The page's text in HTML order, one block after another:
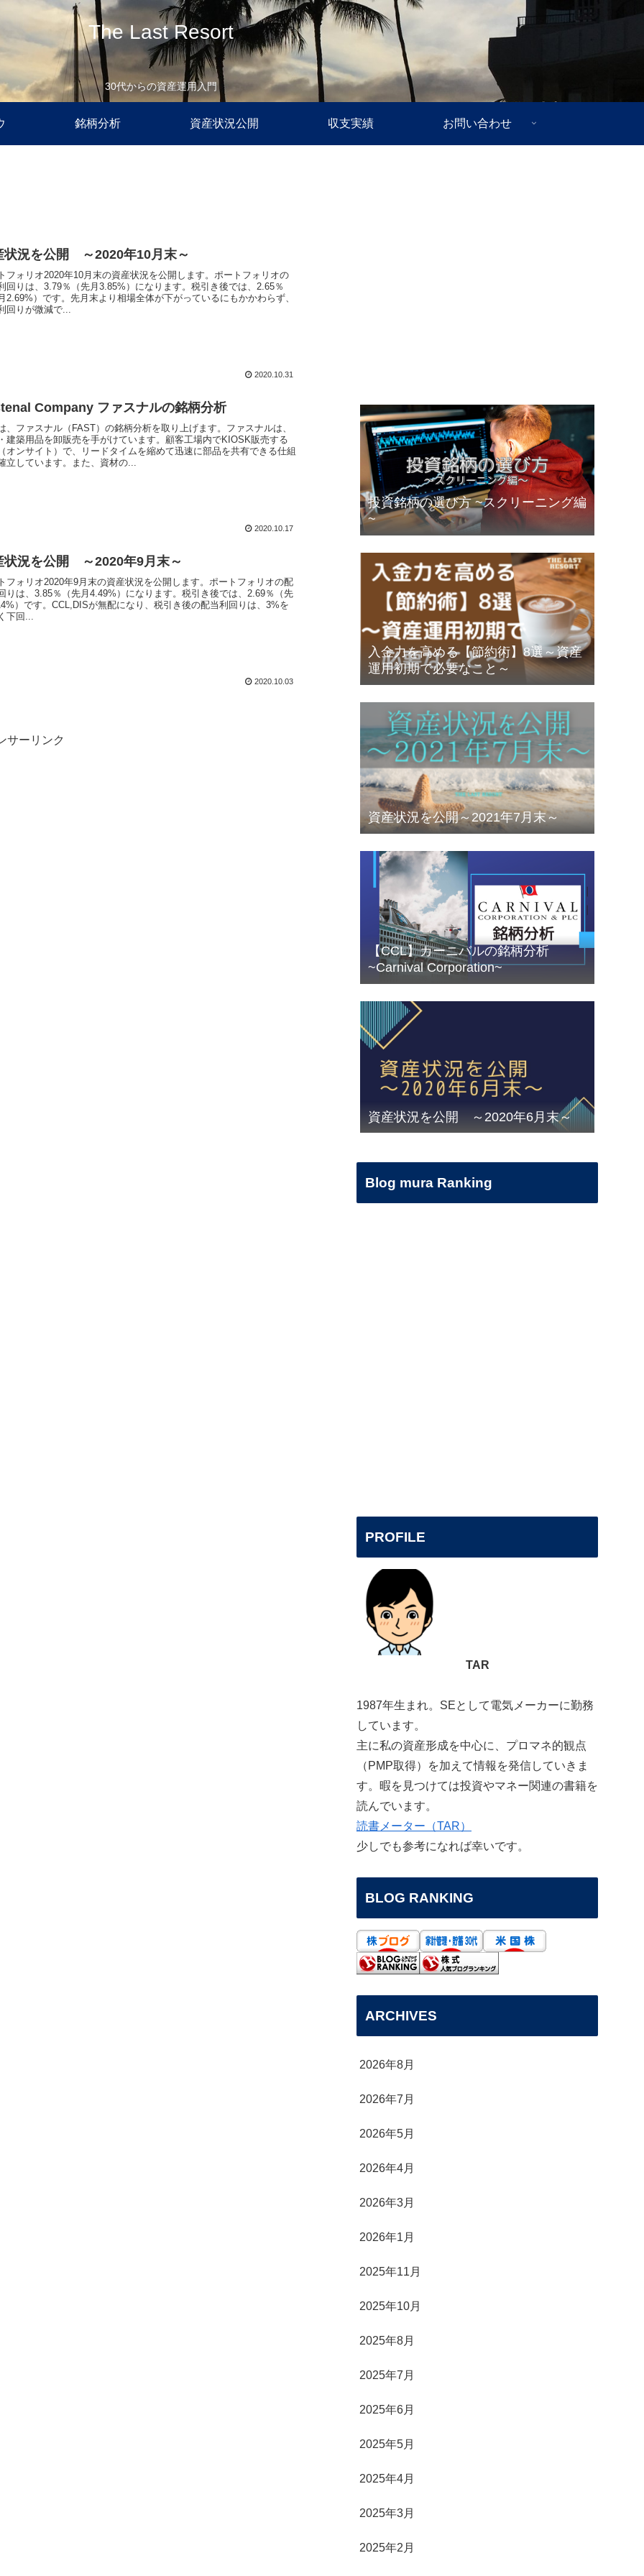
The Last Resort
30代からの資産運用入門
銘柄分析 資産状況公開 収支実績 お問い合わせ
状況を公開 ～2020年10月末～
フォリオ2020年10月末の資産状況を公開します。ポートフォリオの
回りは、3.79％（先月3.85%）になります。税引き後では、2.65％
2.69%）です。先月末より相場全体が下がっているにもかかわらず、
回りが微減で...
2020.10.31
Company ファスナルの銘柄分析
、ファスナル（FAST）の銘柄分析を取り上げます。ファスナルは、
建築用品を卸販売を手がけています。顧客工場内でKIOSK販売する
オンサイト）で、リードタイムを縮めて迅速に部品を共有できる仕組
立しています。また、資材の...
2020.10.17
状況を公開 ～2020年9月末～
フォリオ2020年9月末の資産状況を公開します。ポートフォリオの配
りは、3.85％（先月4.49%）になります。税引き後では、2.69％（先
）です。CCL,DISが無配になり、税引き後の配当利回りは、3%を
下回...
2020.10.03
サーリンク
投資銘柄の選び方 ~スクリーニング編
~
入金力を高める【節約術】8選～資産
運用初期で必要なこと～
資産状況を公開～2021年7月末～
【CCL】カーニバルの銘柄分析
~Carnival Corporation~
資産状況を公開 ～2020年6月末～
Blog mura Ranking
PROFILE
TAR
1987年生まれ。SEとして電気メーカーに勤務
しています。
主に私の資産形成を中心に、プロマネ的観点
（PMP取得）を加えて情報を発信していきま
す。暇を見つけては投資やマネー関連の書籍を
読んでいます。
読書メーター（TAR）
少しでも参考になれば幸いです。
BLOG RANKING
ARCHIVES
2026年8月
2026年7月
2026年5月
2026年4月
2026年3月
2026年1月
2025年11月
2025年10月
2025年8月
2025年7月
2025年6月
2025年5月
2025年4月
2025年3月
2025年2月